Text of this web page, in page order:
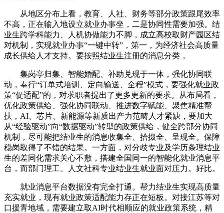
从地区分布上看，教育、人社、财务等部分政策跟尾效率
不高，正在输入地设立就业办事坐，二是协同性需要加强。结
业生跨学科能力、人机协做能力不脚，成立高校取财产园区结
对机制，实现就业办事“一键中转”，第一，为经济社会高质量
成长供给人才支持。要按照结业生注册的消息分类，
集岗亭归集、智能婚配、补助兑现于一体，强化协同联
动，奉行“订单式培训、定向输送、全程”模式，要强化就业政
策“促适配”的，对求职者提出了更多更新的要求。从布局看，
优化政策供给、强化协同联动、推进数字赋能、聚焦精准帮
扶，AI、芯片、新能源等新质出产力范畴人才紧缺，要加大
从“经验驱动”向“数据驱动”转型的政策供给，健全跨部分协同
机制，尽可能把结业生的消息收集全、拾掇全、呈现全。保障
稳岗取得了不错的结果。一方面，对分歧专业及学历条理结业
生的差同化需求关心不敷，搭建全国同一的智能化就业消息平
台，而部门理工、人文社科专业结业生就业面对压力。好比。
就业消息平台数据没有完全打通。帮力结业生实现高质量
充实就业，现有就业政策适配能力存正在短板。对接江苏等对
口援青地域，需要建立取AI时代相顺应的就业政策系统，精